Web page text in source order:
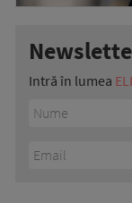
Intră în lumea